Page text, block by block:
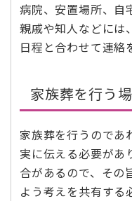
病院、安置場所、自
親戚や知人などには
日程と合わせて連絡
家族葬を行う
家族葬を行うのであ
実に伝える必要があ
合があるので、その
よう考えを共有する